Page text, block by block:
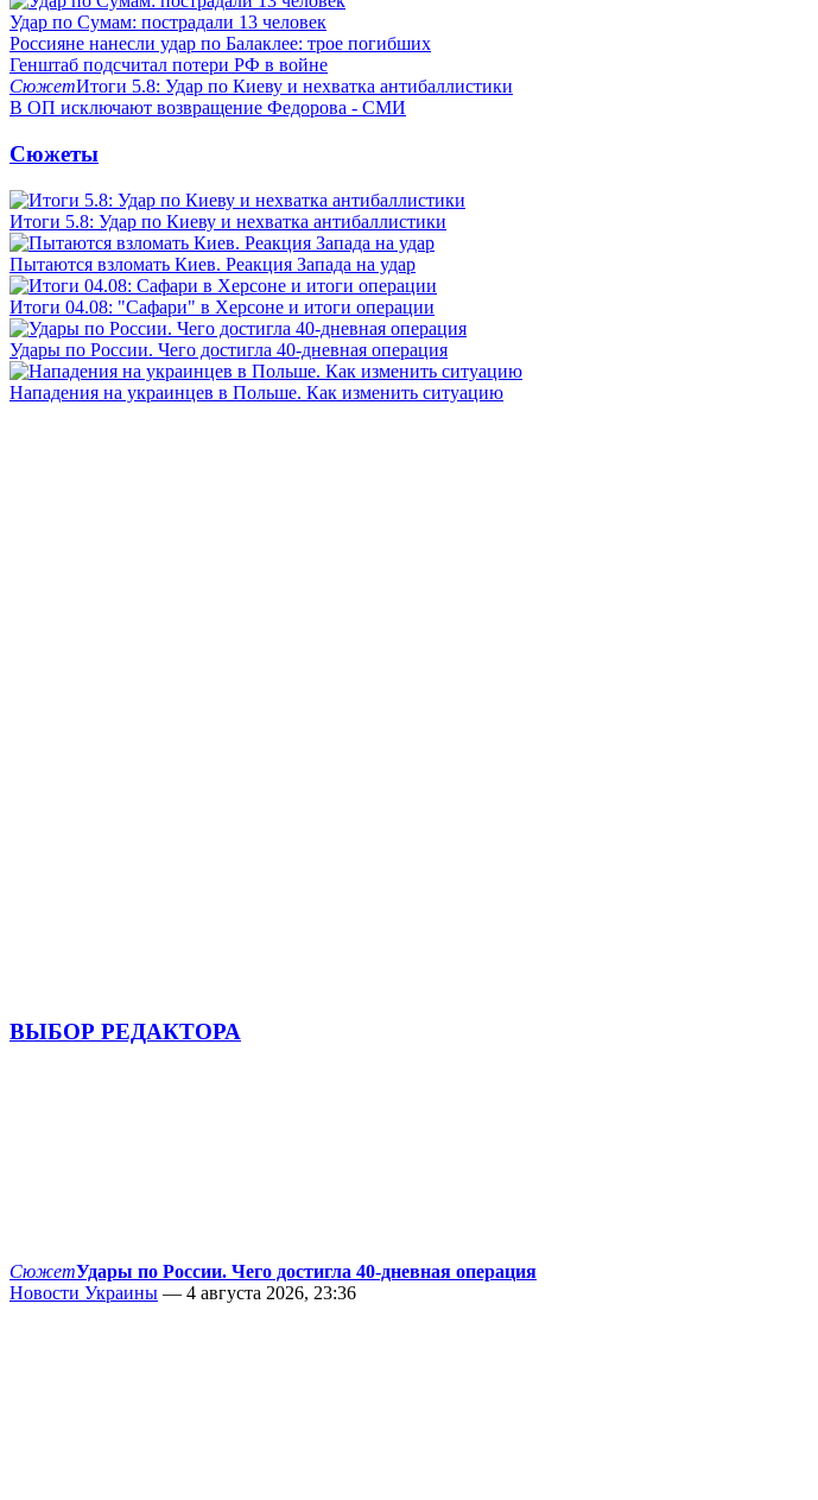
Удар по Сумам: пострадали 13 человек
Россияне нанесли удар по Балаклее: трое погибших
Генштаб подсчитал потери РФ в войне
СюжетИтоги 5.8: Удар по Киеву и нехватка антибаллистики
В ОП исключают возвращение Федорова - СМИ
Сюжеты
Итоги 5.8: Удар по Киеву и нехватка антибаллистики
Пытаются взломать Киев. Реакция Запада на удар
Итоги 04.08: "Сафари" в Херсоне и итоги операции
Удары по России. Чего достигла 40-дневная операция
Нападения на украинцев в Польше. Как изменить ситуацию
ВЫБОР РЕДАКТОРА
СюжетУдары по России. Чего достигла 40-дневная операция
Новости Украины — 4 августа 2026, 23:36